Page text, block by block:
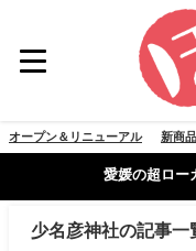
オープン＆リニューアル 新商
愛媛の超ロー
少名彦神社の記事一